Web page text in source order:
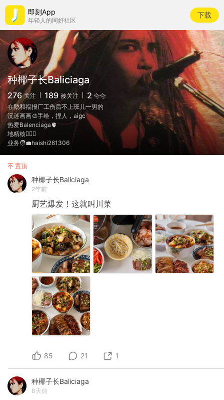
即刻App
年轻人的同好社区
下载
种椰子长Baliciaga
276 关注 189 被关注 2 夸夸
在鹅和福报厂工伤后不上班儿一男的
沉迷画画🎨手绘，捏人，aigc
热爱Balenciaga🫀
地精核🧙🏻‍♂️
业务🧑‍💼haishi261306
置顶
种椰子长Baliciaga
2年前
厨艺爆发！这就叫川菜
85 21 1
种椰子长Baliciaga
6天前